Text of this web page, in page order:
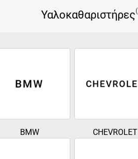
Υαλοκαθαριστήρες(
BMW CHEVROLET